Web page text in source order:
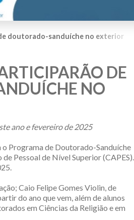
doutorado-sanduíche no exterior
DE
NO
ano e fevereiro de 2025
Programa de Doutorado-Sanduíche
Pessoal de Nível Superior (CAPES).
Caio Felipe Gomes Violin, de
do ano que vem, além de alunos
em Ciências da Religião e em